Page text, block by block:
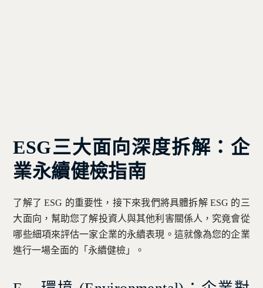
ESG三大面向深度拆解：企
業永續健檢指南
了解了 ESG 的重要性，接下來我們將具體拆解 ESG 的三
大面向，幫助您了解投資人與其他利害關係人，究竟會從
哪些細項來評估一家企業的永續表現。這就像為您的企業
進行一場全面的「永續健檢」。